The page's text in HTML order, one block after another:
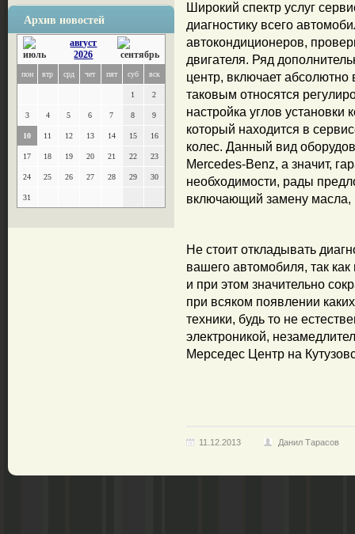
Архив новостей
август
2026
пон втр срд чет пят суб вск
1 2
3 4 5 6 7 8 9
10 11 12 13 14 15 16
17 18 19 20 21 22 23
24 25 26 27 28 29 30
31
Широкий спектр услуг
диагностику всего
автокондиционеров,
двигателя. Ряд
центр, включает
таковым относятся
настройка углов
который находится в
колес. Данный вид
Mercedes-Benz, а значит,
необходимости, рады
включающий замену масла,
Не стоит откладывать
вашего автомобиля, так
и при этом значительно
при всяком появлении
техники, будь то не
электроникой,
Мерседес Центр на
11.12.2013 Данил Тарасов